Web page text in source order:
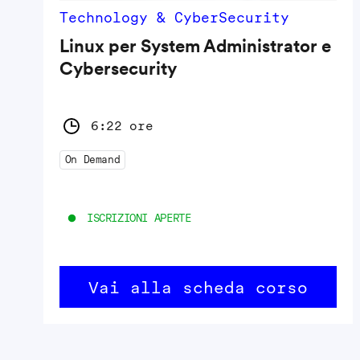
Technology & CyberSecurity
Linux per System Administrator e
Cybersecurity
6:22 ore
On Demand
ISCRIZIONI APERTE
Vai alla scheda corso